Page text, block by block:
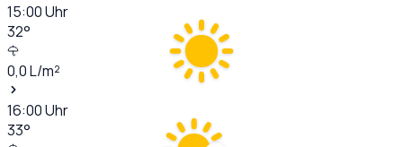
15:00Uhr
32°
0,0L/m²
16:00Uhr
33°